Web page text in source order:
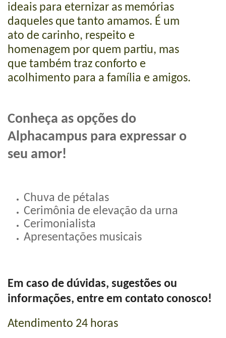
ideais para eternizar as memórias
daqueles que tanto amamos. É um
ato de carinho, respeito e
homenagem por quem partiu, mas
que também traz conforto e
acolhimento para a família e amigos.
Conheça as opções do
Alphacampus para expressar o
seu amor!
Chuva de pétalas
Cerimônia de elevação da urna
Cerimonialista
Apresentações musicais
Em caso de dúvidas, sugestões ou
informações, entre em contato conosco!
Atendimento 24 horas